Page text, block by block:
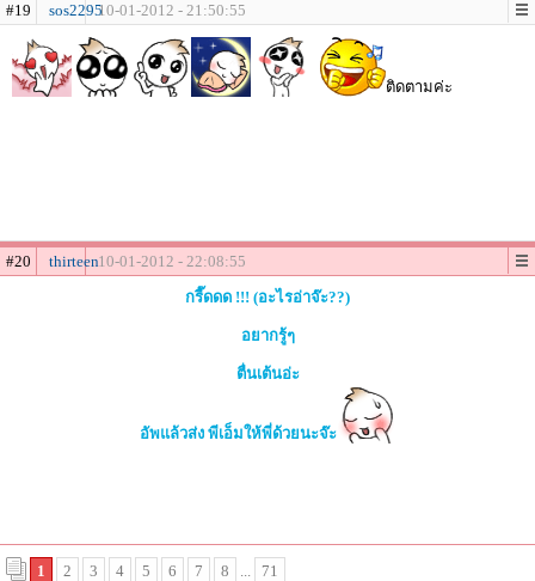
#19 sos229510-01-2012 - 21:50:55
ติดตามค่ะ
#20 thirteen10-01-2012 - 22:08:55
กรี๊ดดด !!! (อะไรอ่าจ๊ะ??)
อยากรู้ๆ
ตื่นเต้นอ่ะ
อัพแล้วส่ง พีเอ็มให้พี่ด้วยนะจ๊ะ
1 2 3 4 5 6 7 8 ... 71